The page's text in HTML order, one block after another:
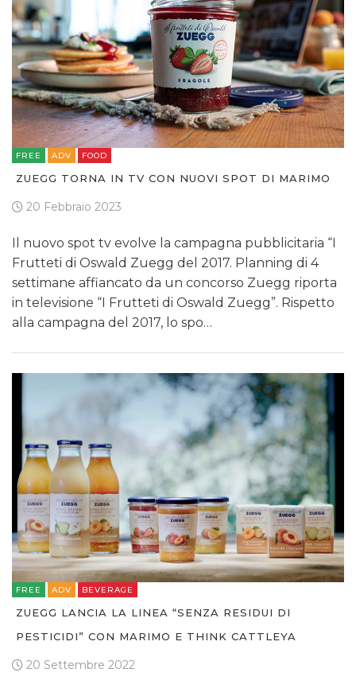
FREE ADV FOOD
ZUEGG TORNA IN TV CON NUOVI SPOT DI MARIMO
20 Febbraio 2023
Il nuovo spot tv evolve la campagna pubblicitaria “I
Frutteti di Oswald Zuegg del 2017. Planning di 4
settimane affiancato da un concorso Zuegg riporta
in televisione “I Frutteti di Oswald Zuegg”. Rispetto
alla campagna del 2017, lo spo…
FREE ADV BEVERAGE
ZUEGG LANCIA LA LINEA “SENZA RESIDUI DI
PESTICIDI” CON MARIMO E THINK CATTLEYA
20 Settembre 2022